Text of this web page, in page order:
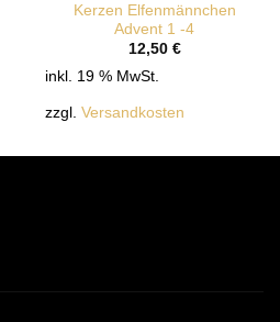
Kerzen Elfenmännchen
Advent 1 -4
12,50 €
inkl. 19 % MwSt.
zzgl. Versandkosten